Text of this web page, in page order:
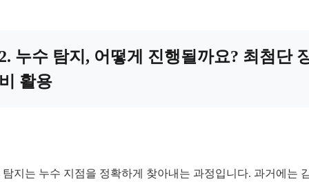
누수 탐지, 어떻게 진행될까요? 최첨단
활용
탐지는 누수 지점을 정확하게 찾아내는 과정입니다. 과거에는